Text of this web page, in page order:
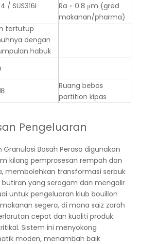
/ SUS316L
Ra ≤ 0.8 μm (gred
makanan/pharma)
tertutup
dengan
habuk
Ruang bebas
partition kipas
Pengeluaran
Granulasi Basah Perasa digunakan
kilang pemprosesan rempah dan
membolehkan transformasi serbuk
yang seragam dan mengalir
untuk pengeluaran kiub bouillon
segera, di mana saiz zarah
cepat dan kualiti produk
Sistem ini menyokong
moden, menambah baik